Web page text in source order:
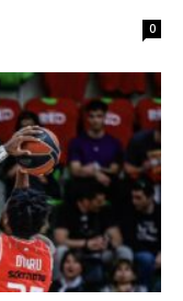
0